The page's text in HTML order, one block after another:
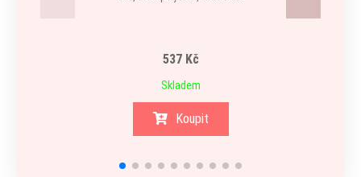
537 Kč
Skladem
Koupit